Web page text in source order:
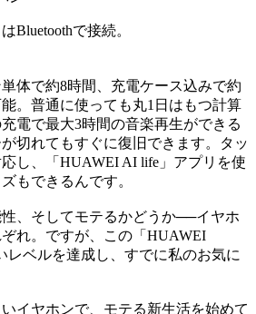
Bluetoothで接続。
体で約8時間、充電ケース込みで約
。普通に使っても丸1日はもつ計算
電で最大3時間の音楽再生ができる
切れてもすぐに復旧できます。タッ
し、「HUAWEI AI life」アプリを使
もできるんです。
、そしてモテるかどうか──イヤホ
れ。ですが、この「HUAWEI
レベルを達成し、すでに私のお気に
イヤホンで、モテる新生活を始めて